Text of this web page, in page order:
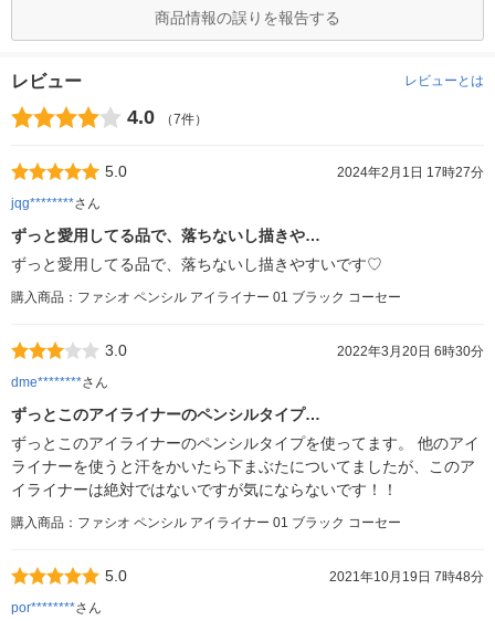
商品情報の誤りを報告する
レビュー レビューとは
4.0 （7件）
5.0
2024年2月1日 17時27分
jqg********さん
ずっと愛用してる品で、落ちないし描きや…
ずっと愛用してる品で、落ちないし描きやすいです♡
購入商品：ファシオ ペンシル アイライナー 01 ブラック コーセー
3.0
2022年3月20日 6時30分
dme********さん
ずっとこのアイライナーのペンシルタイプ…
ずっとこのアイライナーのペンシルタイプを使ってます。 他のアイ
ライナーを使うと汗をかいたら下まぶたについてましたが、このア
イライナーは絶対ではないですが気にならないです！！
購入商品：ファシオ ペンシル アイライナー 01 ブラック コーセー
5.0
2021年10月19日 7時48分
por********さん